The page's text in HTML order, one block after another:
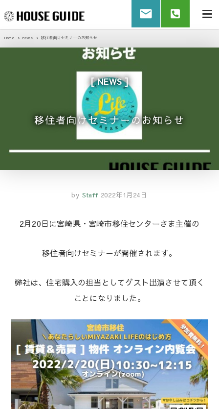
Home news 移住者向けセミナーのお知らせ
NEWS
移住者向けセミナーのお知らせ
by Staff 2022年1月24日
2月20日に宮崎県・宮崎市移住センターさま主催の
移住者向けセミナーが開催されます。
弊社は、住宅購入の担当としてゲスト出演させて頂く
ことになりました。